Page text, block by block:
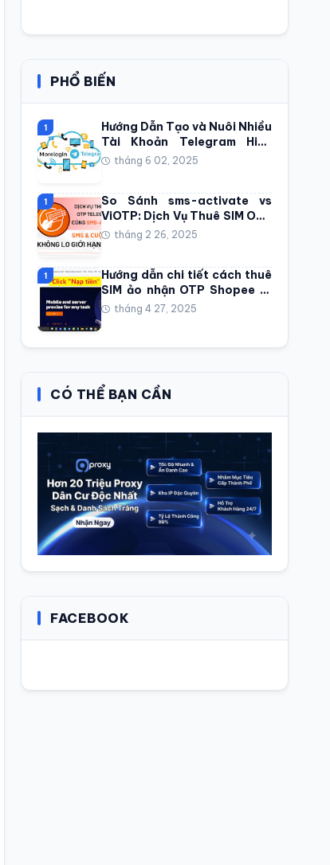
PHỔ BIẾN
1
Hướng Dẫn Tạo và Nuôi Nhiều
Tài Khoản Telegram Hiệu
Quả với Phần Mềm Điện Thoại
tháng 6 02, 2025
1
So Sánh sms-activate vs
ViOTP: Dịch Vụ Thuê SIM OTP
Telegram Tốt Nhất
tháng 2 26, 2025
1
Hướng dẫn chi tiết cách thuê
SIM ảo nhận OTP Shopee từ
smsactivate 2025
tháng 4 27, 2025
CÓ THỂ BẠN CẦN
FACEBOOK